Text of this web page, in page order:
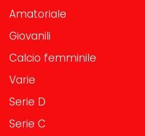
Amatoriale
Giovanili
Calcio femminile
Varie
Serie D
Serie C